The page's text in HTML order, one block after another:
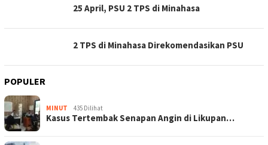
25 April, PSU 2 TPS di Minahasa
2 TPS di Minahasa Direkomendasikan PSU
POPULER
MINUT 435 Dilihat
Kasus Tertembak Senapan Angin di Likupan…